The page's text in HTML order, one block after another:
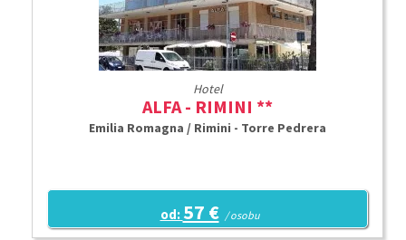
Hotel
ALFA - RIMINI **
Emilia Romagna / Rimini - Torre Pedrera
od: 57 € / osobu